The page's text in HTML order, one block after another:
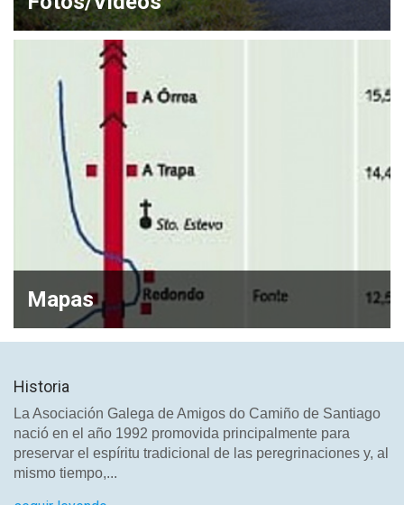
Mapas
Historia
La Asociación Galega de Amigos do Camiño de Santiago
nació en el año 1992 promovida principalmente para
preservar el espíritu tradicional de las peregrinaciones y, al
mismo tiempo,...